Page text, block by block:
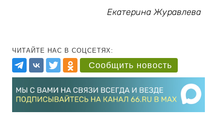
Екатерина Журавлева
ЧИТАЙТЕ НАС В СОЦСЕТЯХ:
Сообщить новость